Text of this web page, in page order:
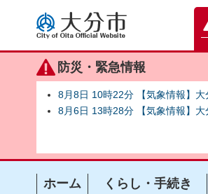
大分市
防災・緊急情報
8月8日 10時22分 【気象情報】
8月6日 13時28分 【気象情報】
ホーム くらし・手続き